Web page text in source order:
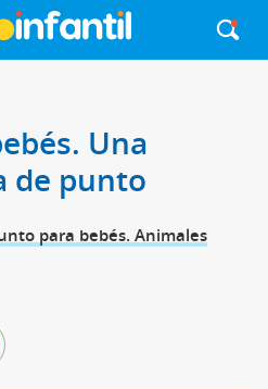
Una
de punto
para bebés. Animales